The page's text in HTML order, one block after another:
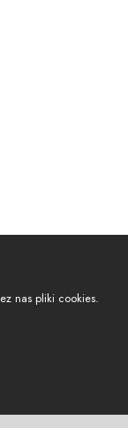
nas pliki cookies.